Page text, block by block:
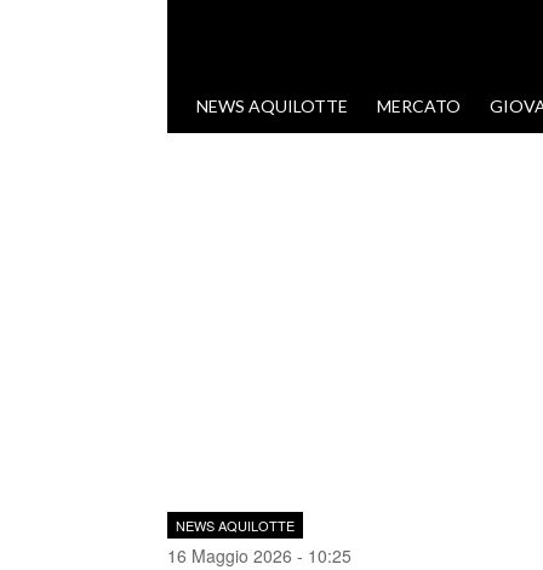
VAI AL CONTENUTO
NEWS AQUILOTTE MERCATO
NEWS AQUILOTTE
16 Maggio 2026 - 10:25